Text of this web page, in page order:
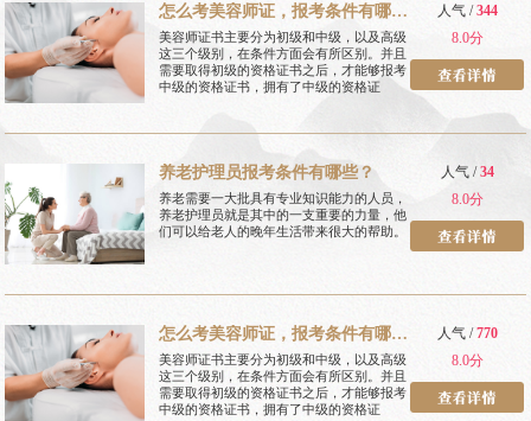
怎么考美容师证，报考条件有哪
些
美容师证书主要分为初级和中级，以及高级
这三个级别，在条件方面会有所区别。并且
需要取得初级的资格证书之后，才能够报考
中级的资格证书，拥有了中级的资格证
人气 /344
8.0分
养老护理员报考条件有哪些？
养老需要一大批具有专业知识能力的人员，
养老护理员就是其中的一支重要的力量，他
们可以给老人的晚年生活带来很大的帮助。
人气 /34
8.0分
怎么考美容师证，报考条件有哪
些
美容师证书主要分为初级和中级，以及高级
这三个级别，在条件方面会有所区别。并且
需要取得初级的资格证书之后，才能够报考
中级的资格证书，拥有了中级的资格证
人气 /770
8.0分